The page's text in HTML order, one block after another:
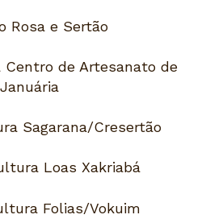
Rosa e Sertão
de Artesanato de
Januária
Sagarana/Cresertão
Loas Xakriabá
Folias/Vokuim